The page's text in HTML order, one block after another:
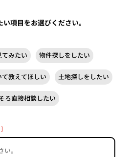
LL
HOUSE
項目をお選びください。
みたい 物件探しをしたい
教えてほしい 土地探しをしたい
ろ直接相談したい